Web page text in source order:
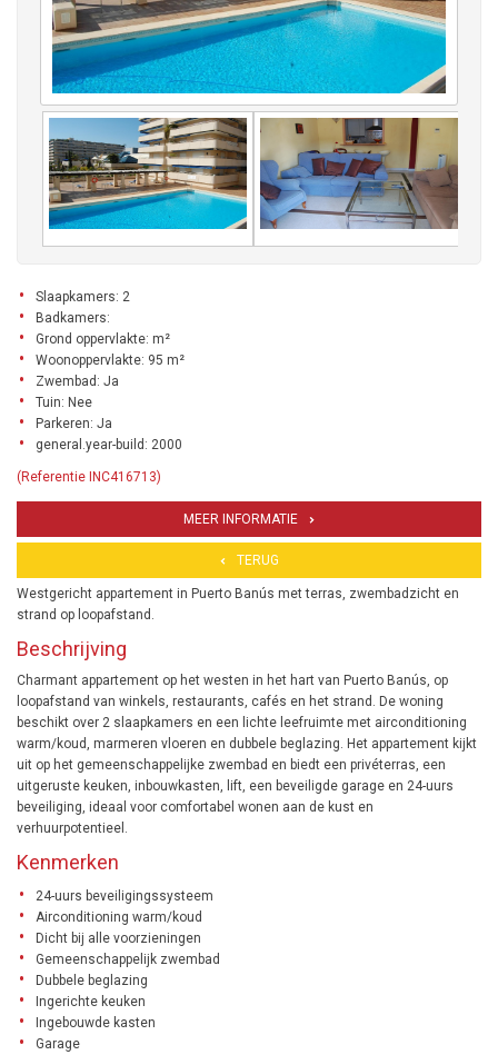
Slaapkamers: 2
Badkamers:
Grond oppervlakte: m²
Woonoppervlakte: 95 m²
Zwembad: Ja
Tuin: Nee
Parkeren: Ja
general.year-build: 2000
(Referentie INC416713)
MEER INFORMATIE
TERUG
Westgericht appartement in Puerto Banús met terras, zwembadzicht en
strand op loopafstand.
Beschrijving
Charmant appartement op het westen in het hart van Puerto Banús, op
loopafstand van winkels, restaurants, cafés en het strand. De woning
beschikt over 2 slaapkamers en een lichte leefruimte met airconditioning
warm/koud, marmeren vloeren en dubbele beglazing. Het appartement kijkt
uit op het gemeenschappelijke zwembad en biedt een privéterras, een
uitgeruste keuken, inbouwkasten, lift, een beveiligde garage en 24-uurs
beveiliging, ideaal voor comfortabel wonen aan de kust en
verhuurpotentieel.
Kenmerken
24-uurs beveiligingssysteem
Airconditioning warm/koud
Dicht bij alle voorzieningen
Gemeenschappelijk zwembad
Dubbele beglazing
Ingerichte keuken
Ingebouwde kasten
Garage